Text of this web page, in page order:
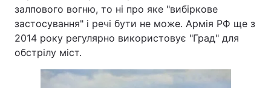
залпового вогню, то ні про яке "вибіркове
застосування" і речі бути не може. Армія РФ ще з
2014 року регулярно використовує "Град" для
обстрілу міст.